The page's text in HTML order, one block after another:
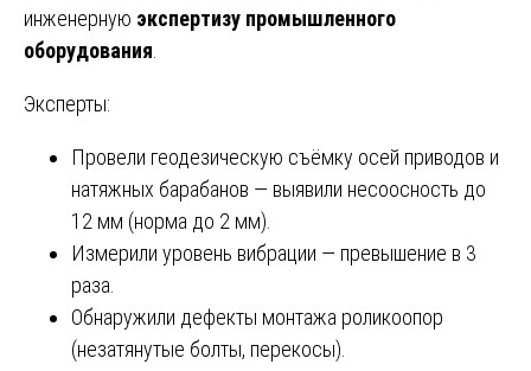
инженерную экспертизу промышленного
оборудования
Эксперты:
Провели геодезическую съёмку осей приводов и
натяжных барабанов — выявили несоосность до
12 мм (норма до 2 мм).
Измерили уровень вибрации — превышение в 3
раза.
Обнаружили дефекты монтажа роликоопор
(незатянутые болты, перекосы).